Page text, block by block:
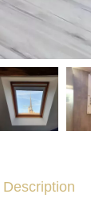
Description